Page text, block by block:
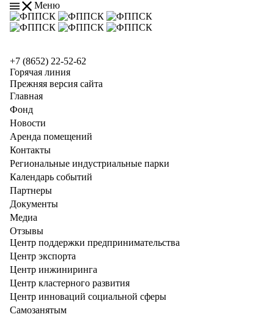
Меню
+7 (8652) 22-52-62
Горячая линия
Прежняя версия сайта
Главная
Фонд
Новости
Аренда помещений
Контакты
Региональные индустриальные парки
Календарь событий
Партнеры
Документы
Медиа
Отзывы
Центр поддержки предпринимательства
Центр экспорта
Центр инжиниринга
Центр кластерного развития
Центр инноваций социальной сферы
Cамозанятым